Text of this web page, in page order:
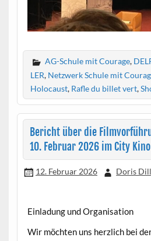
AG-Schule mit Courage,
LER, Netzwerk Schule mit
Holocaust, Rafle du billet vert,
Bericht über die
10. Februar 2026 im City
12. Februar 2026 Doris
Einladung und Organisation
Wir möchten uns herzlich bei